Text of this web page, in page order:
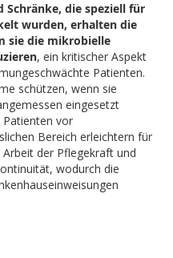
Schränke, die speziell für
wurden, erhalten die
sie die mikrobielle
, ein kritischer Aspekt
Patienten.
schützen, wenn sie
eingesetzt
vor
Bereich erleichtern für
der Pflegekraft und
wodurch die